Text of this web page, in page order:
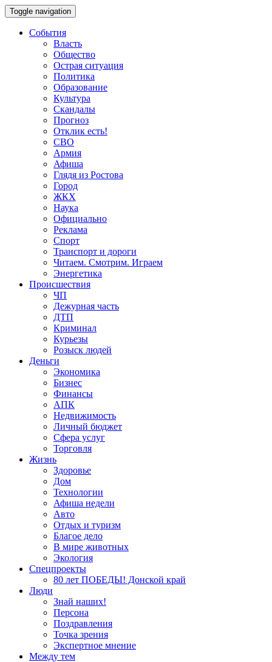
Toggle navigation
События
Власть
Общество
Острая ситуация
Политика
Образование
Культура
Скандалы
Прогноз
Отклик есть!
СВО
Армия
Афиша
Глядя из Ростова
Город
ЖКХ
Наука
Официально
Реклама
Спорт
Транспорт и дороги
Читаем. Смотрим. Играем
Энергетика
Происшествия
ЧП
Дежурная часть
ДТП
Криминал
Курьезы
Розыск людей
Деньги
Экономика
Бизнес
Финансы
АПК
Недвижимость
Личный бюджет
Сфера услуг
Торговля
Жизнь
Здоровье
Дом
Технологии
Афиша недели
Авто
Отдых и туризм
Благое дело
В мире животных
Экология
Спецпроекты
80 лет ПОБЕДЫ! Донской край
Люди
Знай наших!
Персона
Поздравления
Точка зрения
Экспертное мнение
Между тем